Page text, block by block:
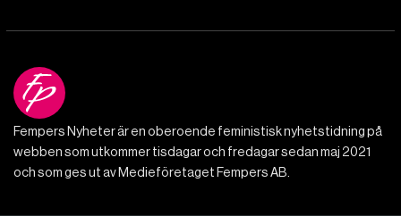
Fempers Nyheter är en oberoende feministisk nyhetstidning på
webben som utkommer tisdagar och fredagar sedan maj 2021
och som ges ut av Medieföretaget Fempers AB.